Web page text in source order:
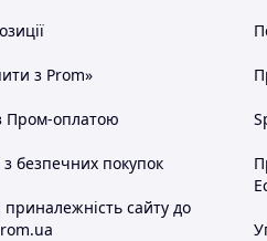
з Prom»
Пром-оплатою
з безпечних покупок
приналежність сайту до